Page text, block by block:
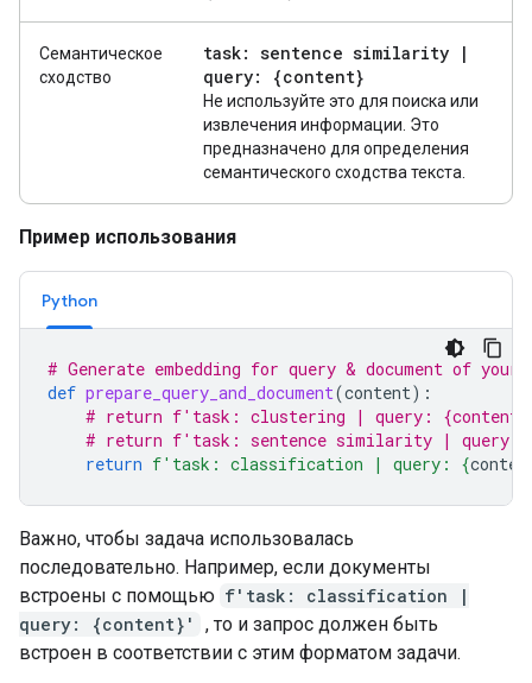
Семантическое
сходство
task: sentence similarity
|
query: {content}
Не используйте это для поиска или
извлечения информации. Это
предназначено для определения
семантического сходства текста.
Пример использования
Python
# Generate embedding for query & document of your
def prepare_query_and_document(content):
# return f'task: clustering | query:
# return f'task: sentence similarity | query:
return f'task: classification | query: {
Важно, чтобы задача использовалась
последовательно. Например, если документы
встроены с помощью f'task: classification |
query: {content}'
, то и запрос должен быть
встроен в соответствии с этим форматом задачи.